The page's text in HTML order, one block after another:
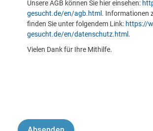
Unsere AGB können Sie hier einsehen:
gesucht.de/en/agb.html . Informationen
finden Sie unter folgendem Link: https://
gesucht.de/en/datenschutz.html .
Vielen Dank für Ihre Mithilfe.